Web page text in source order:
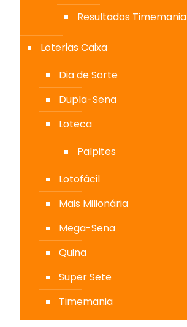
Resultados Timemania
Loterias Caixa
Dia de Sorte
Dupla-Sena
Loteca
Palpites
Lotofácil
Mais Milionária
Mega-Sena
Quina
Super Sete
Timemania